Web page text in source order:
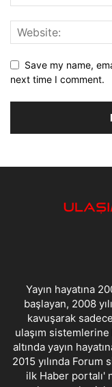
Save my name,
next time I comment.
Yayın hayatına
başlayan, 2008
kavuşarak
ulaşım sistemlerine
altında yayın
2015 yılında
ilk Haber portalı'